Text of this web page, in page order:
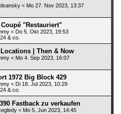
« Mo 27. Nov 2023, 13:37
"Restauriert"
« Do 5. Okt 2023, 19:53
& co.
| Then & Now
« Mo 4. Sep 2023, 16:07
1972 Big Block 429
« Di 18. Jul 2023, 10:29
& co.
Fastback zu verkaufen
« Mo 5. Jun 2023, 14:45